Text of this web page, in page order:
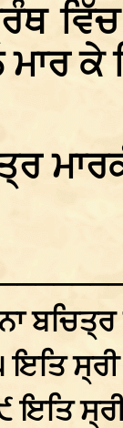
ਕੇ
ਇਤਿ